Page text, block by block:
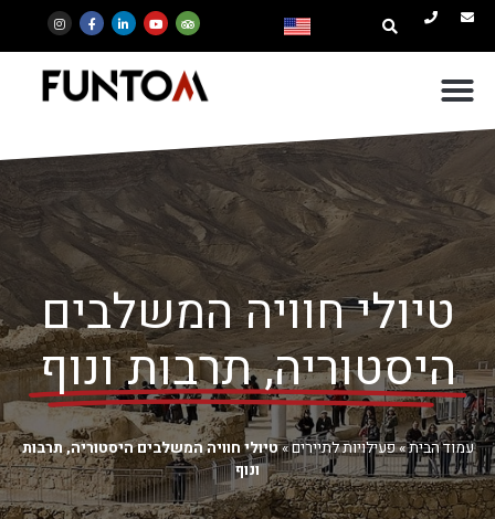
טיולי חוויה המשלבים
היסטוריה, תרבות ונוף
עמוד הבית»פעילויות לתיירים»טיולי חוויה המשלבים היסטוריה, תרבות
ונוף